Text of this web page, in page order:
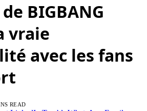
BIGBANG
vraie
avec les fans
READ